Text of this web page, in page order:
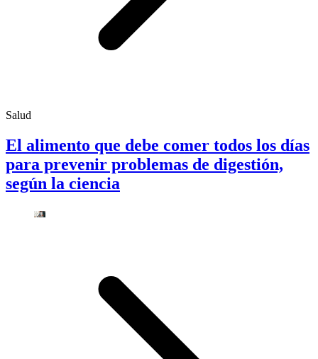
Salud
El alimento que debe comer todos los días
para prevenir problemas de digestión,
según la ciencia